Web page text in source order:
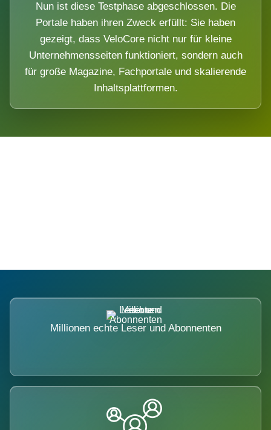
Nun ist diese Testphase abgeschlossen. Die
Portale haben ihren Zweck erfüllt: Sie haben
gezeigt, dass VeloCore nicht nur für kleine
Unternehmensseiten funktioniert, sondern auch
für große Magazine, Fachportale und skalierende
Inhaltsplattformen.
Millionen echte Leser und Abonnenten